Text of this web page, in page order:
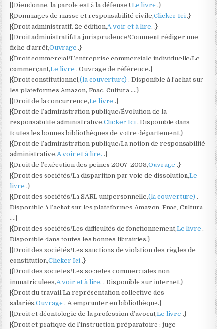
|{Dieudonné, la parole est à la défense !,Le livre.}
|{Dommages de masse et responsabilité civile,Clicker Ici.}
|{Droit administratif. 2e édition,A voir et à lire..}
|{Droit administratif/La jurisprudence/Comment rédiger une
fiche d’arrêt,Ouvrage.}
|{Droit commercial/L’entreprise commerciale individuelle/Le
commerçant,Le livre. Ouvrage de référence.}
|{Droit constitutionnel,(la couverture). Disponible à l’achat sur
les plateformes Amazon, Fnac, Cultura ….}
|{Droit de la concurrence,Le livre.}
|{Droit de l’administration publique/Évolution de la
responsabilité administrative,Clicker Ici. Disponible dans
toutes les bonnes bibliothèques de votre département.}
|{Droit de l’administration publique/La notion de responsabilité
administrative,A voir et à lire..}
|{Droit de l’exécution des peines 2007-2008,Ouvrage.}
|{Droit des sociétés/La disparition par voie de dissolution,Le
livre.}
|{Droit des sociétés/La SARL unipersonnelle,(la couverture).
Disponible à l’achat sur les plateformes Amazon, Fnac, Cultura
….}
|{Droit des sociétés/Les difficultés de fonctionnement,Le livre.
Disponible dans toutes les bonnes librairies.}
|{Droit des sociétés/Les sanctions de violation des règles de
constitution,Clicker Ici.}
|{Droit des sociétés/Les sociétés commerciales non
immatriculées,A voir et à lire.. Disponible sur internet.}
|{Droit du travail/La représentation collective des
salariés,Ouvrage. A emprunter en bibliothèque.}
|{Droit et déontologie de la profession d’avocat,Le livre.}
|{Droit et pratique de l’instruction préparatoire : juge